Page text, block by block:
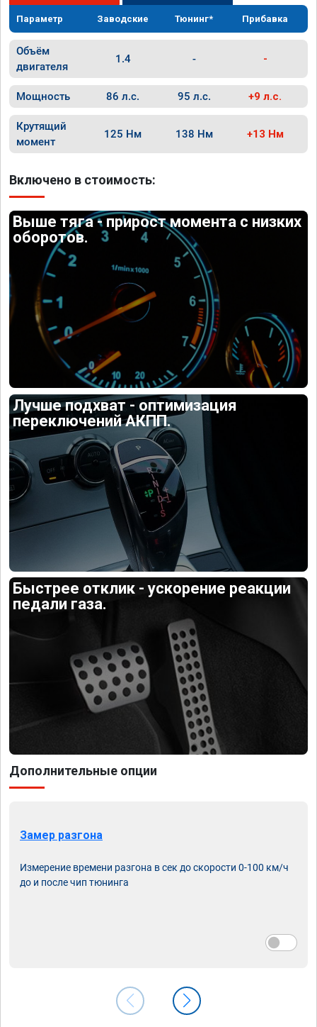
Параметр Заводские Тюнинг* Прибавка
Объём
двигателя
1.4 - -
Мощность 86 л.с. 95 л.с. +9 л.с.
Крутящий
момент
125 Нм 138 Нм +13 Нм
Включено в стоимость:
Выше тяга - прирост момента с низких
оборотов.
Лучше подхват - оптимизация
переключений АКПП.
Быстрее отклик - ускорение реакции
педали газа.
Дополнительные опции
Замер разгона
Измерение времени разгона в сек до скорости 0-100 км/ч
до и после чип тюнинга